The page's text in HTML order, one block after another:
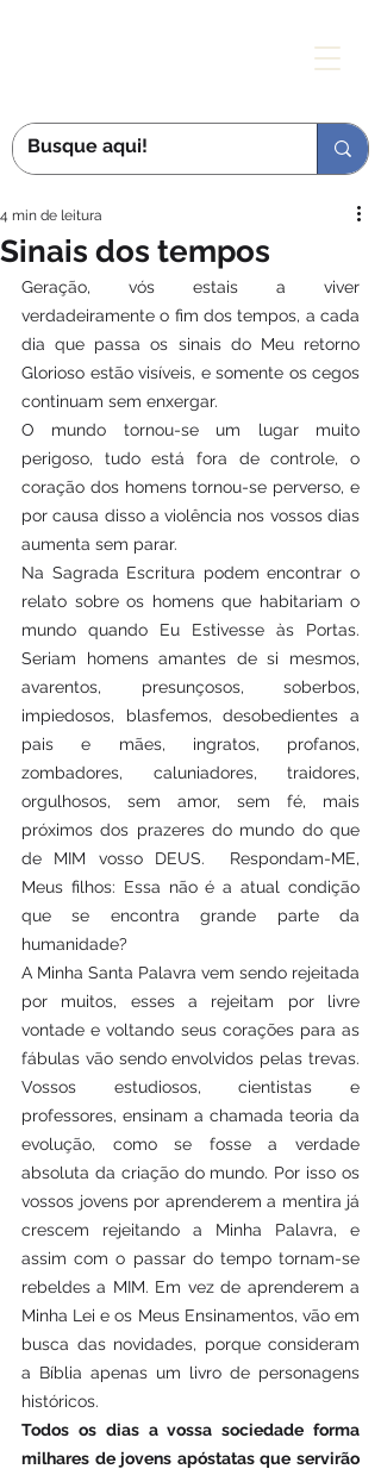
Sinais dos tempos
4 min de leitura
Geração, vós estais a viver
verdadeiramente o fim dos tempos, a cada
dia que passa os sinais do Meu retorno
Glorioso estão visíveis, e somente os cegos
continuam sem enxergar.
O mundo tornou-se um lugar muito
perigoso, tudo está fora de controle, o
coração dos homens tornou-se perverso, e
por causa disso a violência nos vossos dias
aumenta sem parar.
Na Sagrada Escritura podem encontrar o
relato sobre os homens que habitariam o
mundo quando Eu Estivesse às Portas.
Seriam homens amantes de si mesmos,
avarentos, presunçosos, soberbos,
impiedosos, blasfemos, desobedientes a
pais e mães, ingratos, profanos,
zombadores, caluniadores, traidores,
orgulhosos, sem amor, sem fé, mais
próximos dos prazeres do mundo do que
de MIM vosso DEUS.  Respondam-ME,
Meus filhos: Essa não é a atual condição
que se encontra grande parte da
humanidade?
A Minha Santa Palavra vem sendo rejeitada
por muitos, esses a rejeitam por livre
vontade e voltando seus corações para as
fábulas vão sendo envolvidos pelas trevas.
Vossos estudiosos, cientistas e
professores, ensinam a chamada teoria da
evolução, como se fosse a verdade
absoluta da criação do mundo. Por isso os
vossos jovens por aprenderem a mentira já
crescem rejeitando a Minha Palavra, e
assim com o passar do tempo tornam-se
rebeldes a MIM. Em vez de aprenderem a
Minha Lei e os Meus Ensinamentos, vão em
busca das novidades, porque consideram
a Bíblia apenas um livro de personagens
históricos.
Todos os dias a vossa sociedade forma
milhares de jovens apóstatas que servirão